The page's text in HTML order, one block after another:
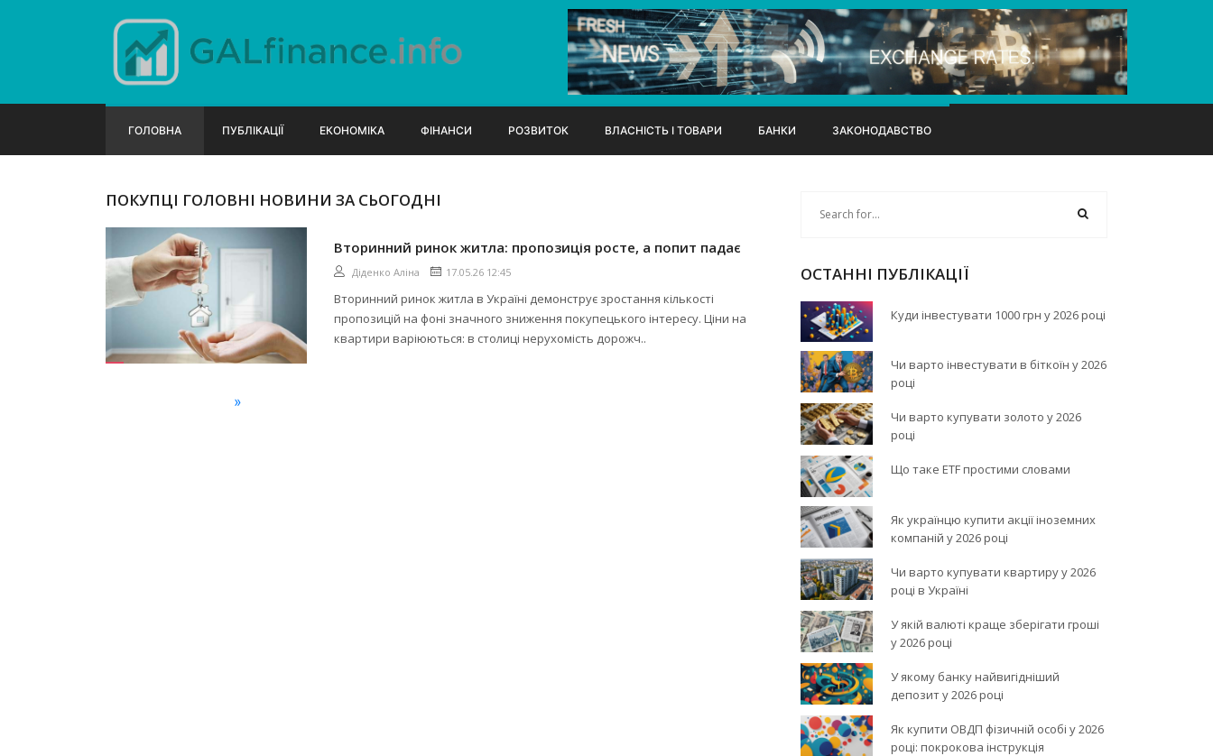
ГОЛОВНА ПУБЛІКАЦІЇ ЕКОНОМІКА ФІНАНСИ РОЗВИТОК ВЛАСНІСТЬ І ТОВАРИ БАНКИ ЗАКОНОДАВСТВО
ПОКУПЦІ ГОЛОВНІ НОВИНИ ЗА СЬОГОДНІ
Вторинний ринок житла: пропозиція росте, а попит падає
Діденко Аліна 17.05.26 12:45
Вторинний ринок житла в Україні демонструє зростання кількості
пропозицій на фоні значного зниження покупецького інтересу. Ціни на
квартири варіюються: в столиці нерухомість дорожч..
»
ОСТАННІ ПУБЛІКАЦІЇ
Куди інвестувати 1000 грн у 2026 році
Чи варто інвестувати в біткоїн у 2026
році
Чи варто купувати золото у 2026
році
Що таке ETF простими словами
Як українцю купити акції іноземних
компаній у 2026 році
Чи варто купувати квартиру у 2026
році в Україні
У якій валюті краще зберігати гроші
у 2026 році
У якому банку найвигідніший
депозит у 2026 році
Як купити ОВДП фізичній особі у 2026
році: покрокова інструкція